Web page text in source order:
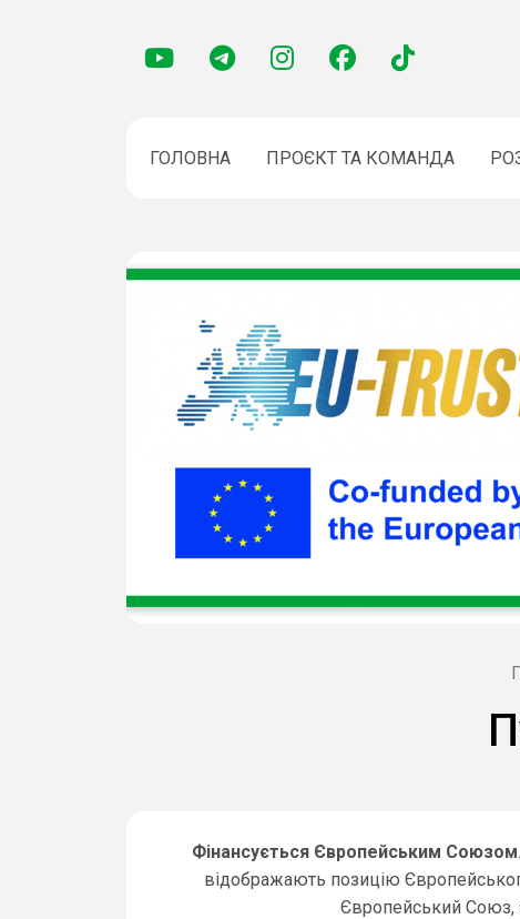
ГОЛОВНА ПРОЄКТ ТА КОМАНДА
Фінансується Європейським Союзом
відображають позицію
Європейський Союз,